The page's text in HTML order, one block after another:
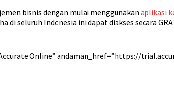
bisnis dengan mulai menggunakan aplikasi
di seluruh Indonesia ini dapat diakses secara
Online” andaman_href=”https://